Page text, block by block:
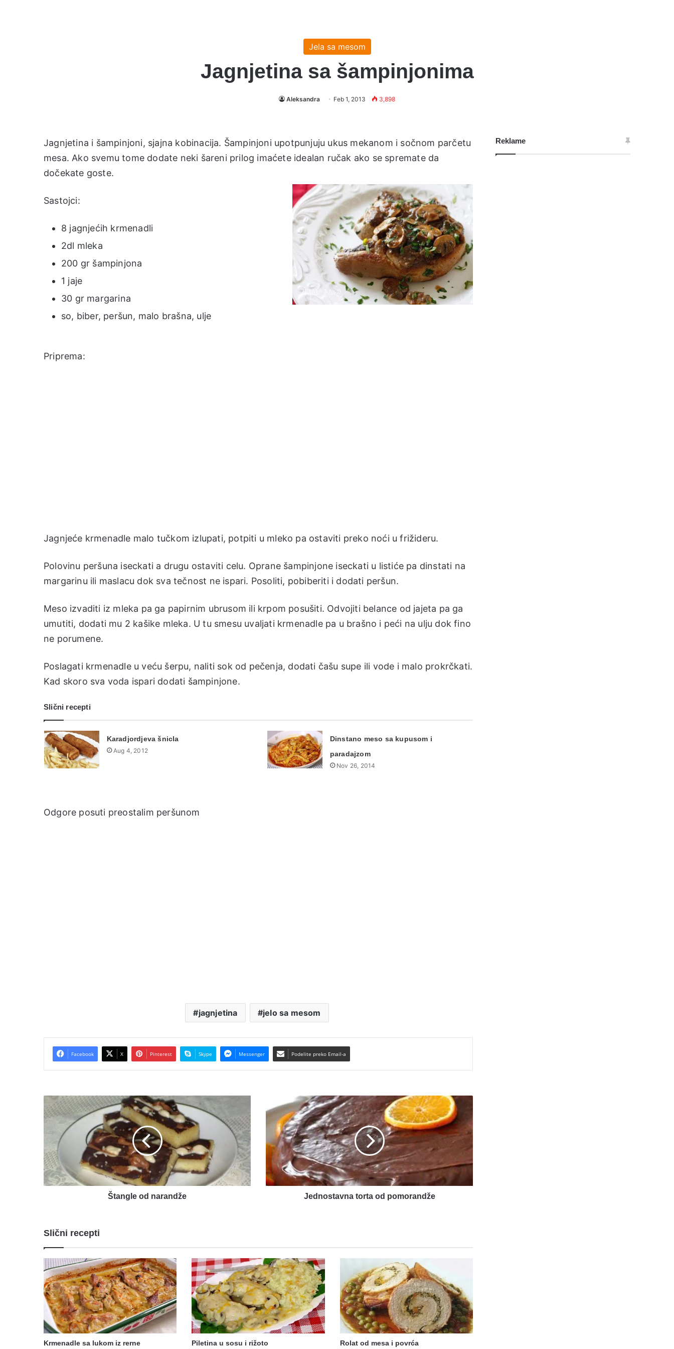
Jela sa mesom
Jagnjetina sa šampinjonima
Aleksandra Feb 1, 2013 3,898
Jagnjetina i šampinjoni, sjajna kobinacija. Šampinjoni upotpunjuju ukus mekanom i sočnom parčetu
mesa. Ako svemu tome dodate neki šareni prilog imaćete idealan ručak ako se spremate da
dočekate goste.
Sastojci:
8 jagnjećih krmenadli
2dl mleka
200 gr šampinjona
1 jaje
30 gr margarina
so, biber, peršun, malo brašna, ulje
Priprema:
Jagnjeće krmenadle malo tučkom izlupati, potpiti u mleko pa ostaviti preko noći u frižideru.
Polovinu peršuna iseckati a drugu ostaviti celu. Oprane šampinjone iseckati u listiće pa dinstati na
margarinu ili maslacu dok sva tečnost ne ispari. Posoliti, pobiberiti i dodati peršun.
Meso izvaditi iz mleka pa ga papirnim ubrusom ili krpom posušiti. Odvojiti belance od jajeta pa ga
umutiti, dodati mu 2 kašike mleka. U tu smesu uvaljati krmenadle pa u brašno i peći na ulju dok fino
ne porumene.
Poslagati krmenadle u veću šerpu, naliti sok od pečenja, dodati čašu supe ili vode i malo prokrčkati.
Kad skoro sva voda ispari dodati šampinjone.
Slični recepti
Karadjordjeva šnicla
Aug 4, 2012
Dinstano meso sa kupusom i
paradajzom
Nov 26, 2014
Odgore posuti preostalim peršunom
jagnjetina jelo sa mesom
Facebook X Pinterest Skype Messenger Podelite preko Email-a
Štangle
od
narandže
Štangle od narandže
Jednostavna
torta
pomorandže
Jednostavna torta od pomorandže
Slični recepti
Krmenadle sa lukom iz rerne Piletina u sosu i rižoto Rolat od mesa i povrća
Reklame